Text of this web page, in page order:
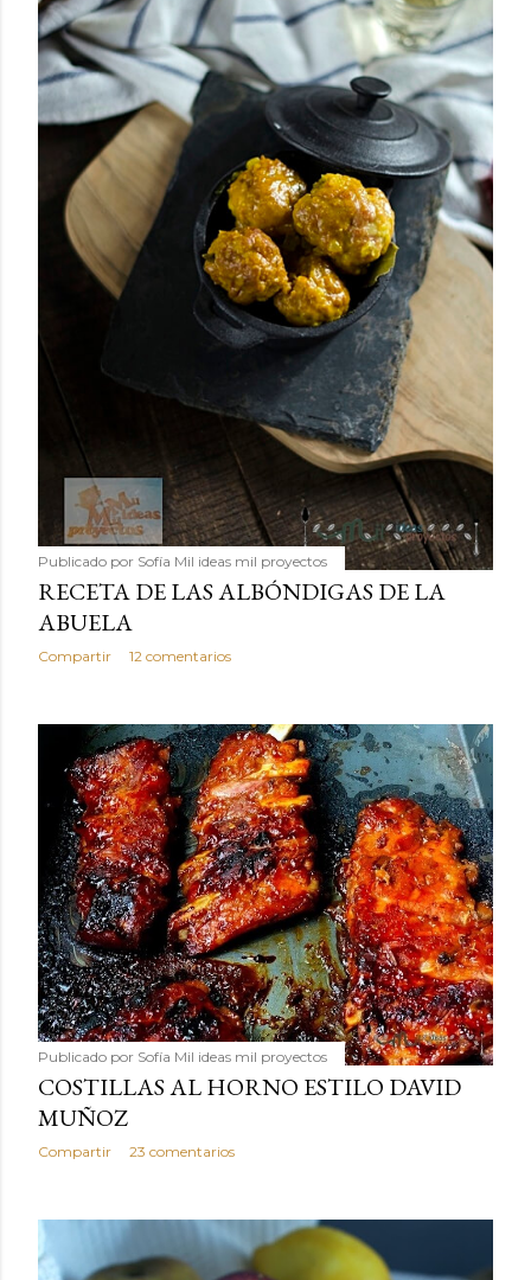
Publicado por Sofía Mil ideas mil proyectos
RECETA DE LAS ALBÓNDIGAS DE LA
ABUELA
Compartir 12 comentarios
Publicado por Sofía Mil ideas mil proyectos
COSTILLAS AL HORNO ESTILO DAVID
MUÑOZ
Compartir 23 comentarios